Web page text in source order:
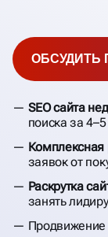
SEO сайта
поиска за
Комплексная
заявок от
Раскрутка
занять
Продвижение
ОБСУДИТЬ